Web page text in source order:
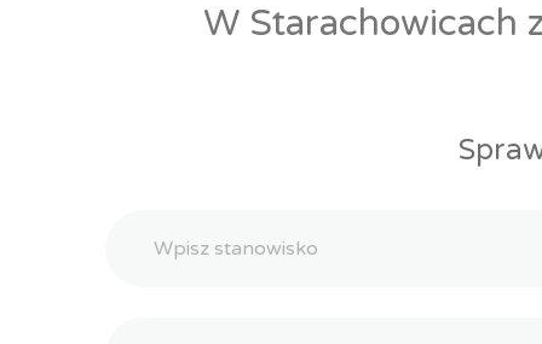
W Starachowicach